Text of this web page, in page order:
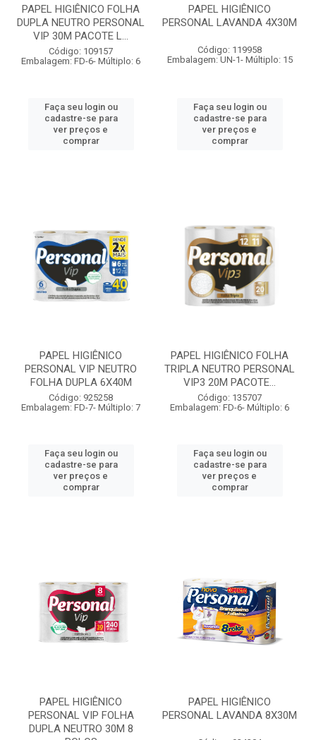
PAPEL HIGIÊNICO FOLHA
DUPLA NEUTRO PERSONAL
VIP 30M PACOTE L...
Código: 109157
Embalagem: FD-6- Múltiplo: 6
Faça seu login ou
cadastre-se para
ver preços e
comprar
PAPEL HIGIÊNICO
PERSONAL LAVANDA 4X30M
Código: 119958
Embalagem: UN-1- Múltiplo: 15
Faça seu login ou
cadastre-se para
ver preços e
comprar
PAPEL HIGIÊNICO
PERSONAL VIP NEUTRO
FOLHA DUPLA 6X40M
Código: 925258
Embalagem: FD-7- Múltiplo: 7
Faça seu login ou
cadastre-se para
ver preços e
comprar
PAPEL HIGIÊNICO FOLHA
TRIPLA NEUTRO PERSONAL
VIP3 20M PACOTE...
Código: 135707
Embalagem: FD-6- Múltiplo: 6
Faça seu login ou
cadastre-se para
ver preços e
comprar
PAPEL HIGIÊNICO
PERSONAL VIP FOLHA
DUPLA NEUTRO 30M 8
PAPEL HIGIÊNICO
PERSONAL LAVANDA 8X30M